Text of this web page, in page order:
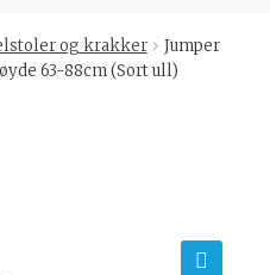
og krakker
Jumper
63-88cm (Sort ull)